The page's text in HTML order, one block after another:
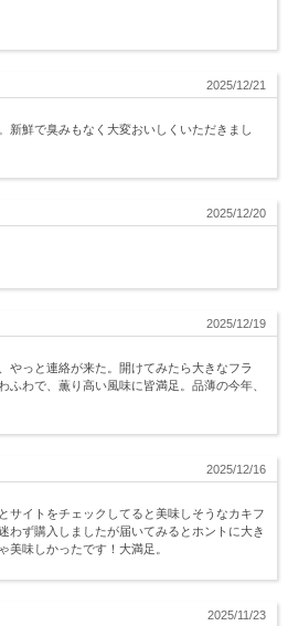
2025/12/21
新鮮で臭みもなく大変おいしくいただきまし
2025/12/20
2025/12/19
やっと連絡が来た。開けてみたら大きなフラ
ふわで、薫り高い風味に皆満足。品薄の今年、
2025/12/16
サイトをチェックしてると美味しそうなカキフ
わず購入しましたが届いてみるとホントに大き
美味しかったです！大満足。
2025/11/23